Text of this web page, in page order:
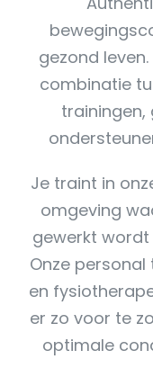
gezond
combinatie
trainingen,
Je traint in
omgeving
gewerkt wordt
Onze
en
er zo voor te
optimale